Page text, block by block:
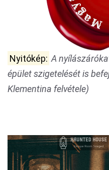
Nyitókép: A
épület szigetelését is
Klementina felvétele)